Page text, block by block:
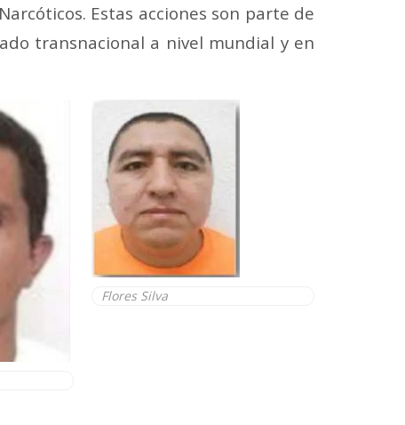
Estas acciones son parte de
transnacional a nivel mundial y en
Flores Silva